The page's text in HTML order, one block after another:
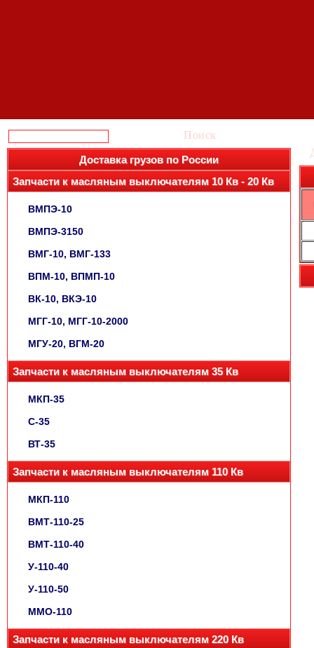
Поиск
Доставка грузов по России
Запчасти к масляным выключателям 10 Кв - 20 Кв
ВМПЭ-10
ВМПЭ-3150
ВМГ-10, ВМГ-133
ВПМ-10, ВПМП-10
ВК-10, ВКЭ-10
МГГ-10, МГГ-10-2000
МГУ-20, ВГМ-20
Запчасти к масляным выключателям 35 Кв
МКП-35
С-35
ВТ-35
Запчасти к масляным выключателям 110 Кв
МКП-110
ВМТ-110-25
ВМТ-110-40
У-110-40
У-110-50
ММО-110
Запчасти к масляным выключателям 220 Кв